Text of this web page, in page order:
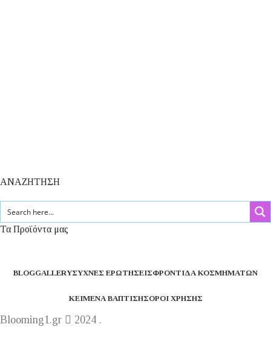
ΑΝΑΖΗΤΗΣΗ
Τα Προϊόντα μας
BLOGGALLERYΣΥΧΝΈΣ ΕΡΩΤΉΣΕΙΣΦΡΟΝΤΊΔΑ ΚΟΣΜΗΜΆΤΩΝ
ΚΕΊΜΕΝΑ ΒΆΠΤΙΣΗΣΌΡΟΙ ΧΡΉΣΗΣ
Blooming1.gr
2024 .